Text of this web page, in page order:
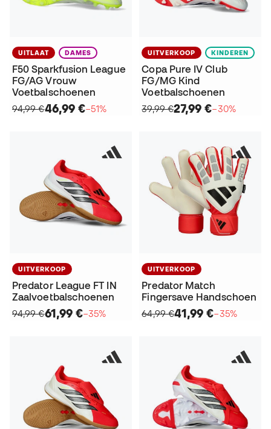
UITLAAT DAMES
F50 Sparkfusion League
FG/AG Vrouw
Voetbalschoenen
94,99 €46,99 €−51%
UITVERKOOP KINDEREN
Copa Pure IV Club
FG/MG Kind
Voetbalschoenen
39,99 €27,99 €−30%
UITVERKOOP
Predator League FT IN
Zaalvoetbalschoenen
94,99 €61,99 €−35%
UITVERKOOP
Predator Match
Fingersave Handschoen
64,99 €41,99 €−35%